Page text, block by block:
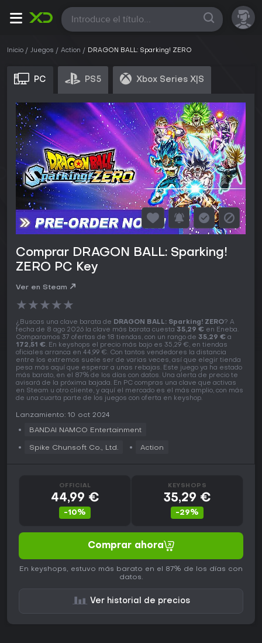
Todas
Inicio Juegos Action DRAGON BALL: Sparking! ZERO
PC PS5 Xbox Series X|S
Comprar DRAGON BALL: Sparking!
ZERO PC Key
Ver en Steam
★★★★★
¿Buscas una clave barata de DRAGON BALL: Sparking! ZERO? A
fecha de 8 ago 2026 la clave más barata cuesta 35,29 € en Eneba.
Comparamos 37 ofertas de 18 tiendas, con un rango de 35,29 € a
172,51 €. En keyshops el precio más bajo es 35,29 €, en tiendas
oficiales arranca en 44,99 €. Con tantos vendedores la distancia
entre los extremos suele ser de varias veces, así que elegir tienda
pesa más aquí que esperar a unas rebajas. Este juego ya ha estado
más barato, en el 87% de los días con datos. Una alerta de precio te
avisará de la próxima bajada. En PC compras una clave que activas
en Steam u otro cliente, y aquí el mercado es el más amplio, con más
de una cuarta parte de los juegos con oferta en keyshop.
Lanzamiento: 10 oct 2024
BANDAI NAMCO Entertainment
Spike Chunsoft Co., Ltd. Action
OFFICIAL
44,99 €
-10%
KEYSHOPS
35,29 €
-29%
Comprar ahora
En keyshops, estuvo más barato en el 87% de los días con
datos.
Ver historial de precios